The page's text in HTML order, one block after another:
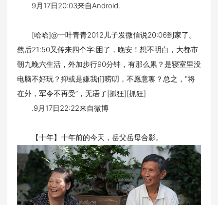
9月17日20:03来自Android.
[哈哈]@一叶青青2012儿子发微信说20:06到家了。
然后21:50又传来四个字:困了，晚安！想不明白，大都市
朝九晚六生活，外加步行90分钟，有那么累？是寝室里没
电脑不好玩？抑或是嫌我们唠叨，不愿意聊？总之，"将
在外，军令不再受”，无语了[抓狂][抓狂]
.9月17日22:22来自微博
【十年】十年前的今天，岳父岳母合影。